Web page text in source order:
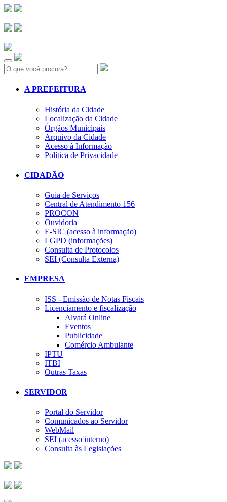
Search:
A PREFEITURA
História da Cidade
Localização da Cidade
Órgãos Municipais
Arquivo da Cidade
Acesso à Informação
Política de Privacidade
CIDADÃO
Guia de Serviços
Central de Atendimento 156
PROCON
Ouvidoria
E-SIC (acesso à informação)
LGPD (informações)
Consulta de Protocolos
SEI (Consulta Externa)
EMPRESA
ISS - Emissão de Notas Fiscais
Licenciamento e fiscalização
Alvará Online
Eventos
Publicidade
Comércio Ambulante
IPTU
ITBI
Outras Taxas
SERVIDOR
Portal do Servidor
Comunicados ao Servidor
WebMail
SEI (acesso interno)
Consulta às Legislações